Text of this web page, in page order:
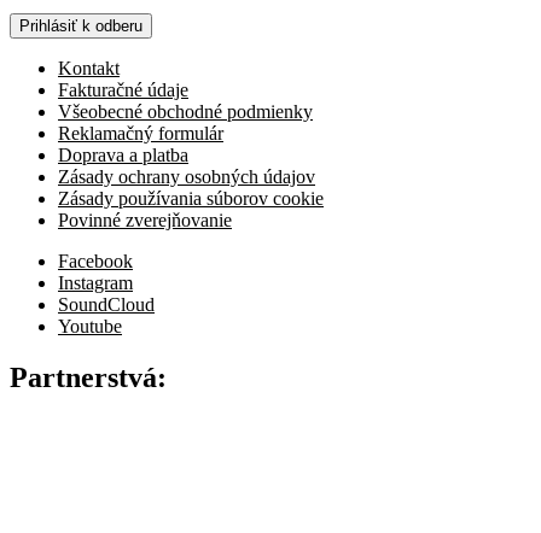
Prihlásiť k odberu
Kontakt
Fakturačné údaje
Všeobecné obchodné podmienky
Reklamačný formulár
Doprava a platba
Zásady ochrany osobných údajov
Zásady používania súborov cookie
Povinné zverejňovanie
Facebook
Instagram
SoundCloud
Youtube
Partnerstvá: